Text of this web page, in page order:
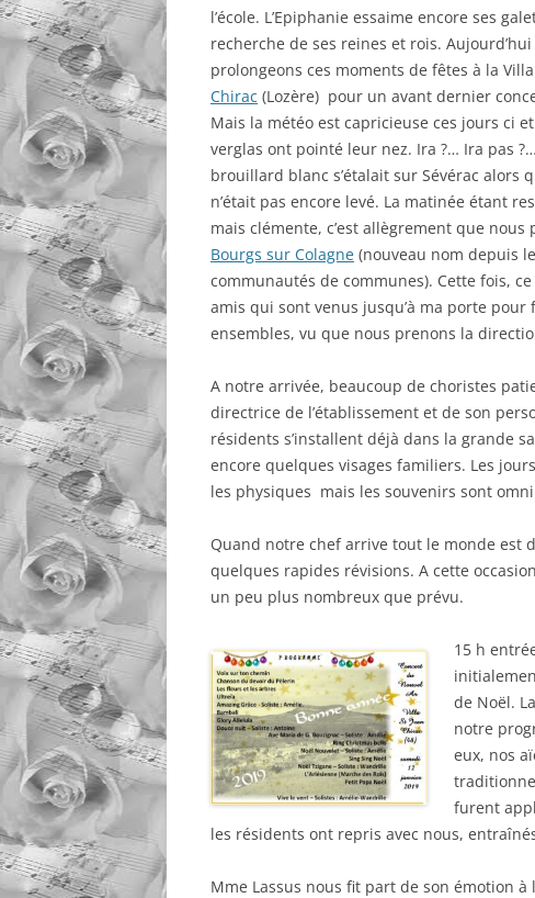
AGENDA SOLO
BORALDES
AGENDA SOLO
ESPALION
l’école. L’Epiphanie essaime encore ses
recherche de ses reines et rois.
prolongeons ces moments de fêtes à la Villa
Chirac (Lozère) pour un avant dernier
Mais la météo est capricieuse ces jours ci
verglas ont pointé leur nez. Ira ?… Ira pas
brouillard blanc s’étalait sur Sévérac alors
n’était pas encore levé. La matinée étant
mais clémente, c’est allègrement que nous
Bourgs sur Colagne (nouveau nom depuis
communautés de communes). Cette fois,
amis qui sont venus jusqu’à ma porte pour
ensembles, vu que nous prenons la
A notre arrivée, beaucoup de choristes
directrice de l’établissement et de son
résidents s’installent déjà dans la grande
encore quelques visages familiers. Les
les physiques mais les souvenirs sont
Quand notre chef arrive tout le monde est
quelques rapides révisions. A cette
un peu plus nombreux que prévu.
15 h
de Noël.
notre
eux, nos
furent
les résidents ont repris avec nous,
Mme Lassus nous fit part de son émotion à